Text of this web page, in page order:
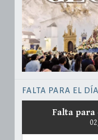
FALTA PARA EL
Falta para